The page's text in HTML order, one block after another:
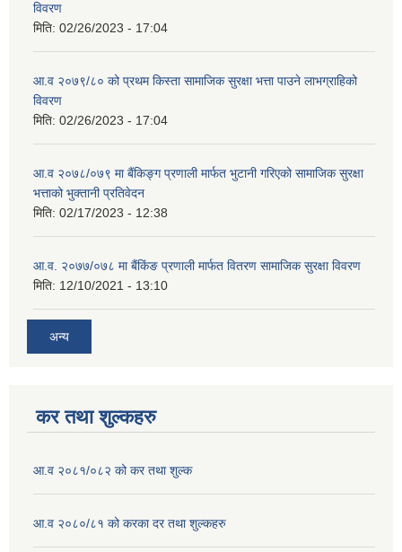
विवरण
मिति: 02/26/2023 - 17:04
आ.व २०७९/८० को प्रथम किस्ता सामाजिक सुरक्षा भत्ता पाउने लाभग्राहिको
विवरण
मिति: 02/26/2023 - 17:04
आ.व २०७८/०७९ मा बैंकिङ्ग प्रणाली मार्फत भुटानी गरिएको सामाजिक सुरक्षा
भत्ताको भुक्तानी प्रतिवेदन
मिति: 02/17/2023 - 12:38
आ.व. २०७७/०७८ मा बैंकिंङ प्रणाली मार्फत वितरण सामाजिक सुरक्षा विवरण
मिति: 12/10/2021 - 13:10
अन्य
कर तथा शुल्कहरु
आ.व २०८१/०८२ को कर तथा शुल्क
आ.व २०८०/८१ को करका दर तथा शुल्कहरु